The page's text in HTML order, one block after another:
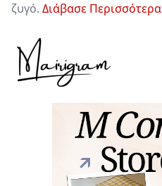
ζυγό. Διάβασε Περισσότερα